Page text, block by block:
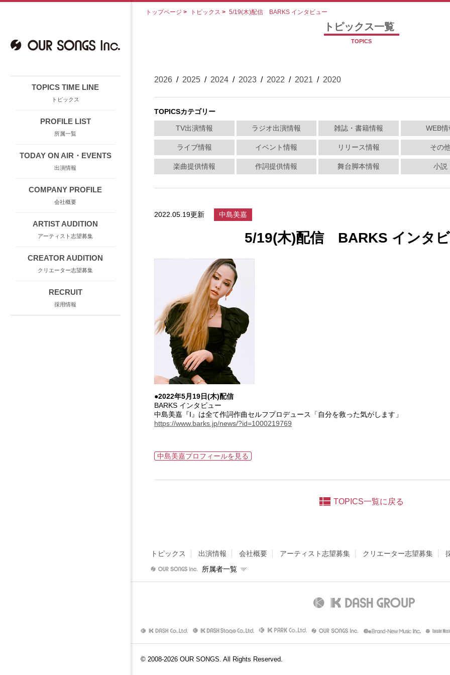
TOPICS TIME LINE
トピックス
PROFILE LIST
所属一覧
TODAY ON AIR・EVENTS
出演情報
COMPANY PROFILE
会社概要
ARTIST AUDITION
アーティスト志望募集
CREATOR AUDITION
クリエーター志望募集
RECRUIT
採用情報
トップページ > トピックス > 5/19(木)配信 BARKS インタビュー
トピックス一覧
TOPICS
2026 / 2025 / 2024 / 2023 / 2022 / 2021 / 2020
TOPICSカテゴリー
TV出演情報 ラジオ出演情報 雑誌・書籍情報 WEB情
ライブ情報 イベント情報 リリース情報 その
楽曲提供情報 作詞提供情報 舞台脚本情報 小説
2022.05.19更新 中島美嘉
5/19(木)配信 BARKS インタ
●2022年5月19日(木)配信
BARKS インタビュー
中島美嘉『I』は全て作詞作曲セルフプロデュース「自分を救った気がします」
https://www.barks.jp/news/?id=1000219769
中島美嘉プロフィールを見る
TOPICS一覧に戻る
トピックス 出演情報 会社概要 アーティスト志望募集 クリエーター志望募集
所属者一覧
© 2008-2026 OUR SONGS. All Rights Reserved.